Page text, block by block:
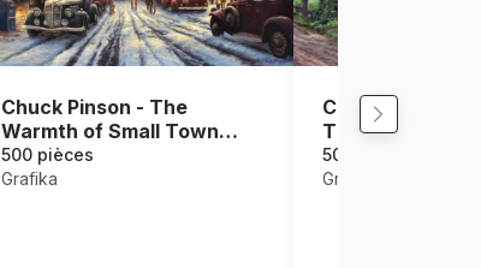
Chuck Pinson - The
Warmth of Small Town
Living
500 pièces
Grafika
Chuck Pinson -
Time Moves
500 pièces
Grafika